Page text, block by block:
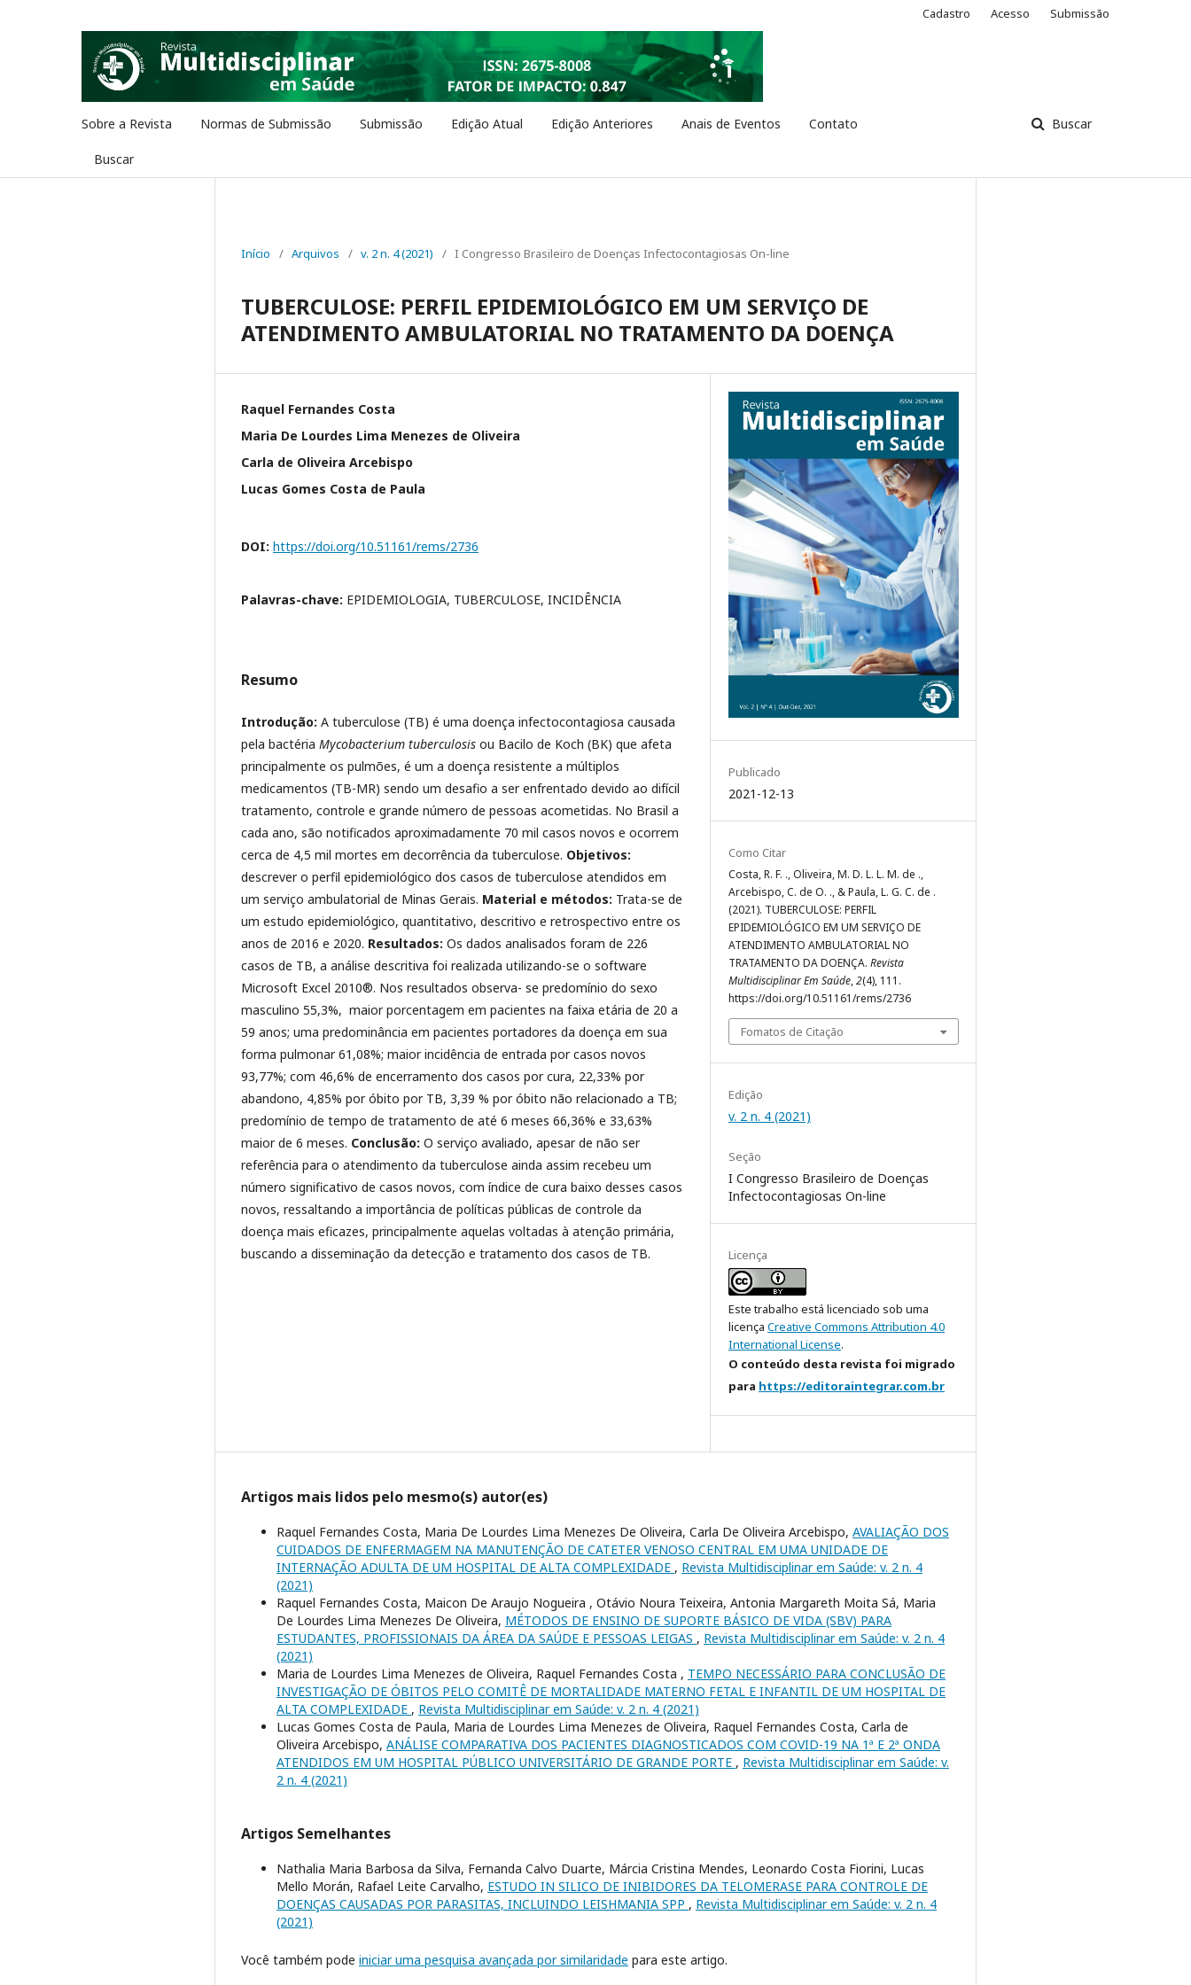
Sobre a Revista Normas de Submissão Submissão Edição Atual Edição Anteriores Anais de Eventos Contato
Buscar
Buscar
Cadastro Acesso Submissão
Início / Arquivos / v. 2 n. 4 (2021) / I Congresso Brasileiro de Doenças Infectocontagiosas On-line
TUBERCULOSE: PERFIL EPIDEMIOLÓGICO EM UM SERVIÇO DE
ATENDIMENTO AMBULATORIAL NO TRATAMENTO DA DOENÇA
Raquel Fernandes Costa
Maria De Lourdes Lima Menezes de Oliveira
Carla de Oliveira Arcebispo
Lucas Gomes Costa de Paula
DOI: https://doi.org/10.51161/rems/2736
Palavras-chave: EPIDEMIOLOGIA, TUBERCULOSE, INCIDÊNCIA
Resumo
Introdução: A tuberculose (TB) é uma doença infectocontagiosa causada
pela bactéria Mycobacterium tuberculosis ou Bacilo de Koch (BK) que afeta
principalmente os pulmões, é um a doença resistente a múltiplos
medicamentos (TB-MR) sendo um desafio a ser enfrentado devido ao difícil
tratamento, controle e grande número de pessoas acometidas. No Brasil a
cada ano, são notificados aproximadamente 70 mil casos novos e ocorrem
cerca de 4,5 mil mortes em decorrência da tuberculose. Objetivos:
descrever o perfil epidemiológico dos casos de tuberculose atendidos em
um serviço ambulatorial de Minas Gerais. Material e métodos: Trata-se de
um estudo epidemiológico, quantitativo, descritivo e retrospectivo entre os
anos de 2016 e 2020. Resultados: Os dados analisados foram de 226
casos de TB, a análise descritiva foi realizada utilizando-se o software
Microsoft Excel 2010®. Nos resultados observa- se predomínio do sexo
masculino 55,3%, maior porcentagem em pacientes na faixa etária de 20 a
59 anos; uma predominância em pacientes portadores da doença em sua
forma pulmonar 61,08%; maior incidência de entrada por casos novos
93,77%; com 46,6% de encerramento dos casos por cura, 22,33% por
abandono, 4,85% por óbito por TB, 3,39 % por óbito não relacionado a TB;
predomínio de tempo de tratamento de até 6 meses 66,36% e 33,63%
maior de 6 meses. Conclusão: O serviço avaliado, apesar de não ser
referência para o atendimento da tuberculose ainda assim recebeu um
número significativo de casos novos, com índice de cura baixo desses casos
novos, ressaltando a importância de políticas públicas de controle da
doença mais eficazes, principalmente aquelas voltadas à atenção primária,
buscando a disseminação da detecção e tratamento dos casos de TB.
Publicado
2021-12-13
Como Citar
Costa, R. F. ., Oliveira, M. D. L. L. M. de .,
Arcebispo, C. de O. ., & Paula, L. G. C. de .
(2021). TUBERCULOSE: PERFIL
EPIDEMIOLÓGICO EM UM SERVIÇO DE
ATENDIMENTO AMBULATORIAL NO
TRATAMENTO DA DOENÇA. Revista
Multidisciplinar Em Saúde,2(4), 111.
https://doi.org/10.51161/rems/2736
Fomatos de Citação
Edição
v. 2 n. 4 (2021)
Seção
I Congresso Brasileiro de Doenças
Infectocontagiosas On-line
Licença
Este trabalho está licenciado sob uma
licença Creative Commons Attribution 4.0
International License.
O conteúdo desta revista foi migrado
para https://editoraintegrar.com.br
Artigos mais lidos pelo mesmo(s) autor(es)
Raquel Fernandes Costa, Maria De Lourdes Lima Menezes De Oliveira, Carla De Oliveira Arcebispo, AVALIAÇÃO DOS
CUIDADOS DE ENFERMAGEM NA MANUTENÇÃO DE CATETER VENOSO CENTRAL EM UMA UNIDADE DE
INTERNAÇÃO ADULTA DE UM HOSPITAL DE ALTA COMPLEXIDADE , Revista Multidisciplinar em Saúde: v. 2 n. 4
(2021)
Raquel Fernandes Costa, Maicon De Araujo Nogueira , Otávio Noura Teixeira, Antonia Margareth Moita Sá, Maria
De Lourdes Lima Menezes De Oliveira, MÉTODOS DE ENSINO DE SUPORTE BÁSICO DE VIDA (SBV) PARA
ESTUDANTES, PROFISSIONAIS DA ÁREA DA SAÚDE E PESSOAS LEIGAS , Revista Multidisciplinar em Saúde: v. 2 n. 4
(2021)
Maria de Lourdes Lima Menezes de Oliveira, Raquel Fernandes Costa , TEMPO NECESSÁRIO PARA CONCLUSÃO DE
INVESTIGAÇÃO DE ÓBITOS PELO COMITÊ DE MORTALIDADE MATERNO FETAL E INFANTIL DE UM HOSPITAL DE
ALTA COMPLEXIDADE , Revista Multidisciplinar em Saúde: v. 2 n. 4 (2021)
Lucas Gomes Costa de Paula, Maria de Lourdes Lima Menezes de Oliveira, Raquel Fernandes Costa, Carla de
Oliveira Arcebispo, ANÁLISE COMPARATIVA DOS PACIENTES DIAGNOSTICADOS COM COVID-19 NA 1ª E 2ª ONDA
ATENDIDOS EM UM HOSPITAL PÚBLICO UNIVERSITÁRIO DE GRANDE PORTE , Revista Multidisciplinar em Saúde: v.
2 n. 4 (2021)
Artigos Semelhantes
Nathalia Maria Barbosa da Silva, Fernanda Calvo Duarte, Márcia Cristina Mendes, Leonardo Costa Fiorini, Lucas
Mello Morán, Rafael Leite Carvalho, ESTUDO IN SILICO DE INIBIDORES DA TELOMERASE PARA CONTROLE DE
DOENÇAS CAUSADAS POR PARASITAS, INCLUINDO LEISHMANIA SPP , Revista Multidisciplinar em Saúde: v. 2 n. 4
(2021)
Você também pode iniciar uma pesquisa avançada por similaridade para este artigo.